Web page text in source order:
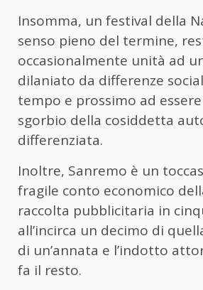
Insomma, un festival della
senso pieno del termine,
occasionalmente unità ad
dilaniato da differenze
tempo e prossimo ad
sgorbio della cosiddetta
differenziata.
Inoltre, Sanremo è un
fragile conto economico
raccolta pubblicitaria in
all’incirca un decimo di
di un’annata e l’indotto
fa il resto.